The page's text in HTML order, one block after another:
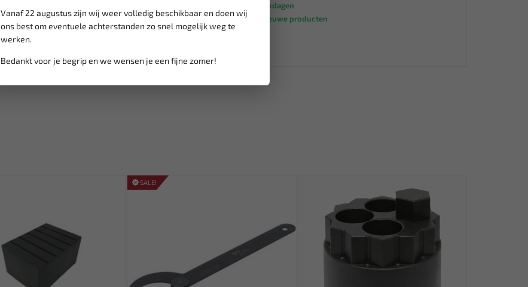
Vanaf 22 augustus zijn wij weer volledig beschikbaar en doen wij
ons best om eventuele achterstanden zo snel mogelijk weg te
werken.
Bedankt voor je begrip en we wensen je een fijne zomer!
gemiddeld 1-3 werkdagen
Groot assortiment,wekelijks nieuwe producten
Lage verzendkosten NL
SALE!